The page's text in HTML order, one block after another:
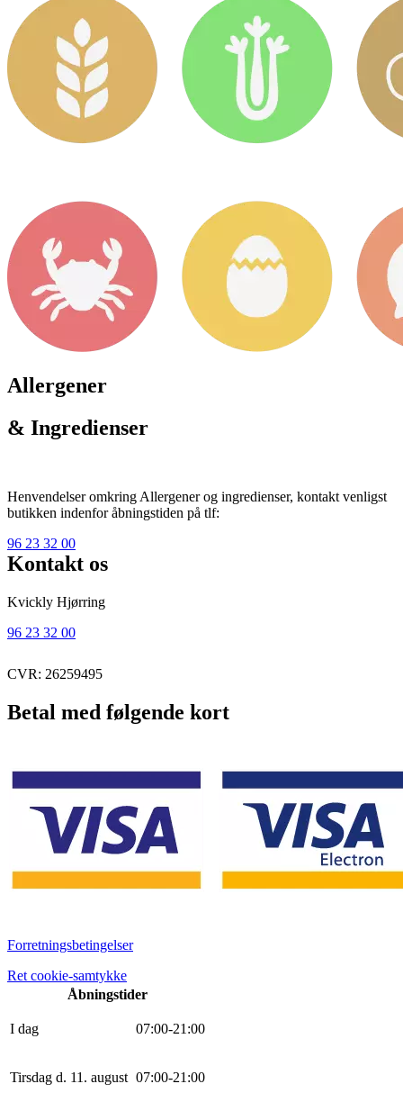
Allergener
& Ingredienser
Henvendelser omkring Allergener og ingredienser, kontakt venligst
butikken indenfor åbningstiden på tlf:
96 23 32 00
Kontakt os
Kvickly Hjørring
96 23 32 00
CVR: 26259495
Betal med følgende kort
Forretningsbetingelser
Ret cookie-samtykke
Åbningstider
I dag 07:00-21 :00
Tirsdag d. 11. august 07:00-21 :00